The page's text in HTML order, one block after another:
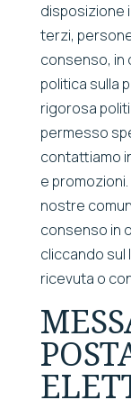
disposizione
terzi,
consenso, in
politica sulla
rigorosa
permesso
contattiamo
e
nostre
consenso in
cliccando
ricevuta o